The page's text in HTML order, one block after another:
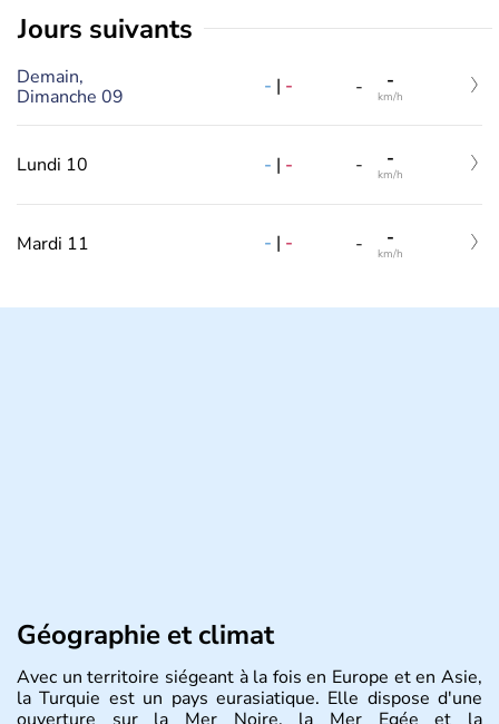
jours suivants
Demain,
Dimanche 09
- | - - -
km/h
Lundi 10 - | - - -
km/h
Mardi 11 - | - - -
km/h
Géographie et climat
Avec un territoire siégeant à la fois en Europe et en Asie,
la Turquie est un pays eurasiatique. Elle dispose d'une
ouverture sur la Mer Noire, la Mer Egée et la